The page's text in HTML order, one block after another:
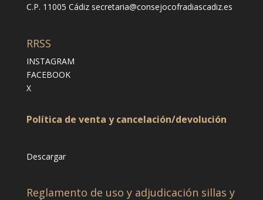
C.P. 11005 Cádiz secretaria@consejocofradiascadiz.es
RRSS
INSTAGRAM
FACEBOOK
X
Política de venta y cancelación/devolución
Descargar
Reglamento de uso y adjudicación sillas y